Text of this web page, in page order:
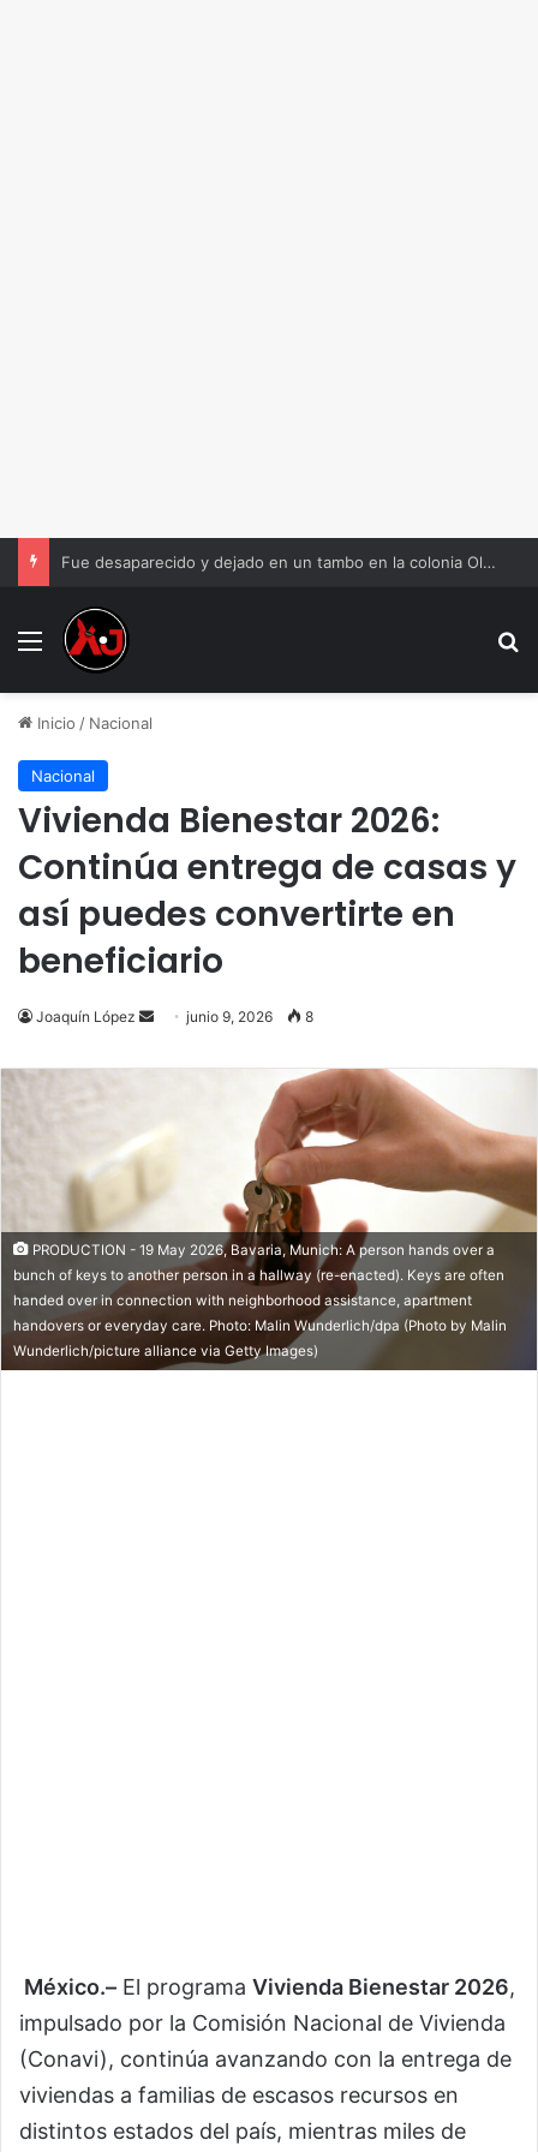
Fue desaparecido y dejado en un tambo en la colonia Olivia Espinoza
Menu
Inicio / Nacional
Nacional
Vivienda Bienestar 2026:
Continúa entrega de casas y
así puedes convertirte en
beneficiario
Joaquín López
Send
email
junio 9, 2026 8
PRODUCTION - 19 May 2026, Bavaria, Munich: A person hands over a
bunch of keys to another person in a hallway (re-enacted). Keys are often
handed over in connection with neighborhood assistance, apartment
handovers or everyday care. Photo: Malin Wunderlich/dpa (Photo by Malin
Wunderlich/picture alliance via Getty Images)
México.– El programa Vivienda Bienestar 2026,
impulsado por la Comisión Nacional de Vivienda
(Conavi), continúa avanzando con la entrega de
viviendas a familias de escasos recursos en
distintos estados del país, mientras miles de